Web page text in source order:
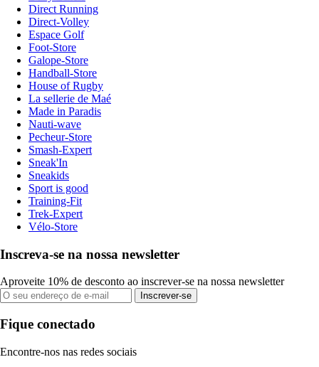
Direct Running
Direct-Volley
Espace Golf
Foot-Store
Galope-Store
Handball-Store
House of Rugby
La sellerie de Maé
Made in Paradis
Nauti-wave
Pecheur-Store
Smash-Expert
Sneak'In
Sneakids
Sport is good
Training-Fit
Trek-Expert
Vélo-Store
Inscreva-se na nossa newsletter
Aproveite 10% de desconto ao inscrever-se na nossa newsletter
Inscrever-se
Fique conectado
Encontre-nos nas redes sociais